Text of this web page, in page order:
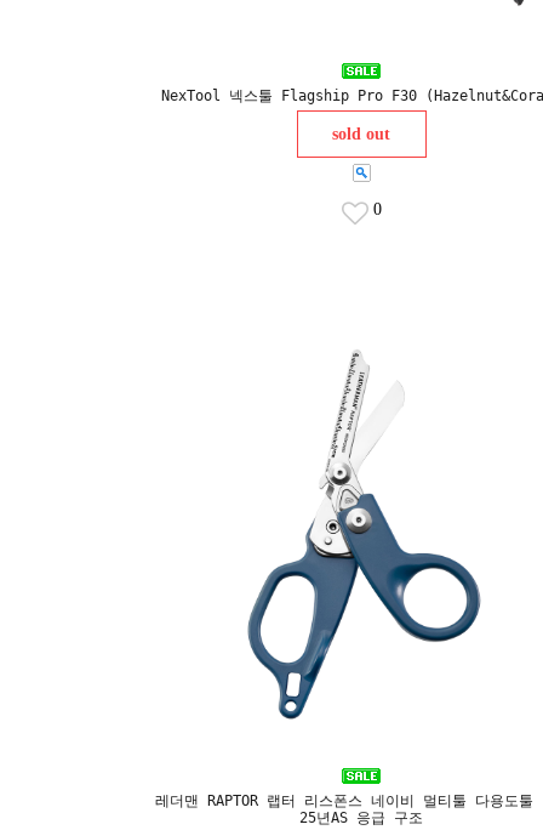
NexTool 넥스툴 Flagship Pro F30
sold out
0
레더맨 RAPTOR 랩터 리스폰스 네이비 멀티툴 다용도툴
25년AS 응급 구조